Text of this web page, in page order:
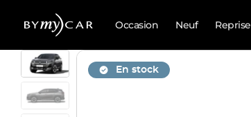
Occasion Neuf Reprise
En stock